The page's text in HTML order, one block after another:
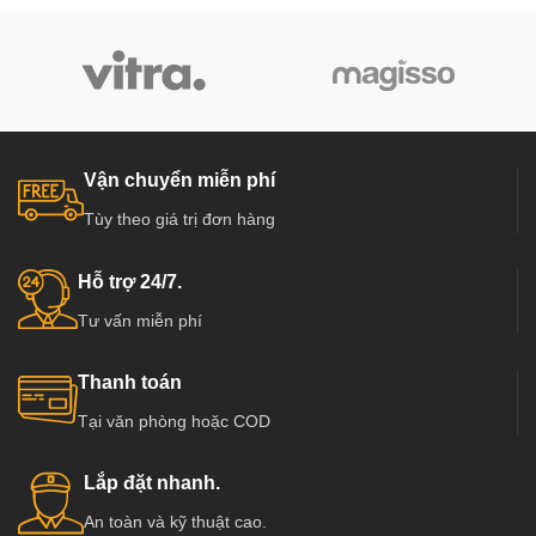
Vận chuyển miễn phí
Tùy theo giá trị đơn hàng
Hỗ trợ 24/7.
Tư vấn miễn phí
Thanh toán
Tại văn phòng hoặc COD
Lắp đặt nhanh.
An toàn và kỹ thuật cao.